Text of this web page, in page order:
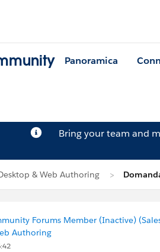
Panoramica
Bring your team and
& Web Authoring
Forums Member (Inactive)
Authoring